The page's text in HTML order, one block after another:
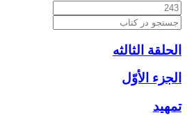
الحلقة الثالثه
الجزء الأوّل‏
تمهيد